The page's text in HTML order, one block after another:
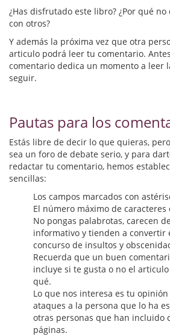
Autoayuda. Conocimiento personal
Autoayuda. Crecimiento personal
Biografía
Ciencia ficción
Cine
Cocina
Cómic
Cuentos y relatos
Deportes
Derecho
Discos deVinilo. LP
Divulgación científica
¿Has disfrutado este libro? ¿Por qué
con otros?
Y además la próxima vez que otra
articulo podrá leer tu comentario.
comentario dedica un momento a leer
seguir.
Pautas para los
Estás libre de decir lo que quieras,
sea un foro de debate serio, y para
redactar tu comentario, hemos
sencillas:
Los campos marcados con
El número máximo de caracteres
No pongas palabrotas, carecen
informativo y tienden a convertir
concurso de insultos y
Recuerda que un buen
incluye si te gusta o no el
qué.
Lo que nos interesa es tu
ataques a la persona que lo ha
otras personas que han incluido
páginas.